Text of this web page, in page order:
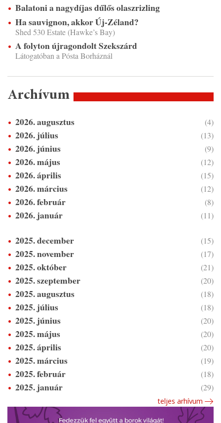
Balatoni a nagydíjas dűlős olaszrizling
Ha sauvignon, akkor Új-Zéland?
Shed 530 Estate (Hawke’s Bay)
A folyton újragondolt Szekszárd
Látogatóban a Pósta Borháznál
Archívum
2026. augusztus (4)
2026. július (13)
2026. június (9)
2026. május (12)
2026. április (15)
2026. március (12)
2026. február (8)
2026. január (11)
2025. december (15)
2025. november (17)
2025. október (21)
2025. szeptember (20)
2025. augusztus (18)
2025. július (18)
2025. június (20)
2025. május (20)
2025. április (20)
2025. március (19)
2025. február (18)
2025. január (29)
teljes arhívum